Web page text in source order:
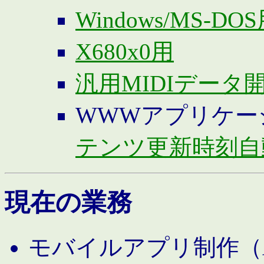
Windows/MS-DOS
X680x0用
汎用MIDIデータ
WWWアプリケ
テンツ更新時刻
現在の業務
モバイルアプリ制作